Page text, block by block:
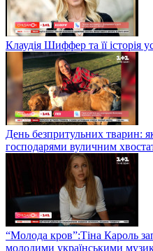
Земфірі — 45: у чому феномен
альбоми
Клаудія Шиффер та її історія
День безпритульних тварин:
господарями вуличним